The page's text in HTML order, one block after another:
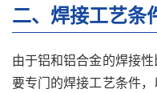
二、焊接工艺条
由于铝和铝合金的焊接
要专门的焊接工艺条件